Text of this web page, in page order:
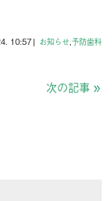
10:57 | お知らせ,予防歯科
次の記事 »